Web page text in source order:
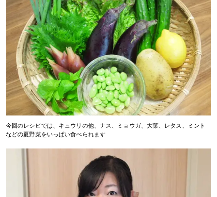
今回のレシピでは、キュウリの他、ナス、ミョウガ、大葉、レタス、ミント
などの夏野菜をいっぱい食べられます